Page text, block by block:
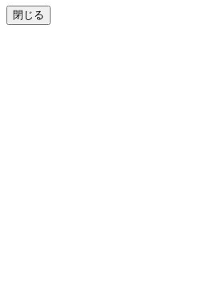
閉じる